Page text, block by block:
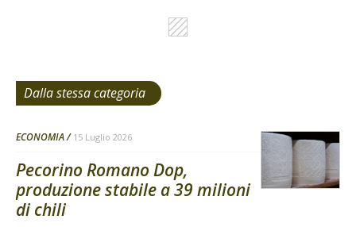
Dalla stessa categoria
ECONOMIA 15 Luglio 2026
Pecorino Romano Dop,
produzione stabile a 39 milioni
di chili